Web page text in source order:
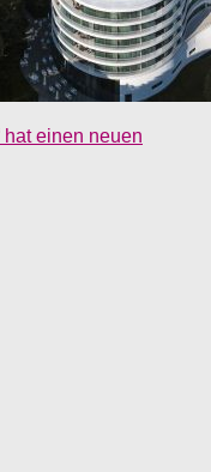
hat einen neuen